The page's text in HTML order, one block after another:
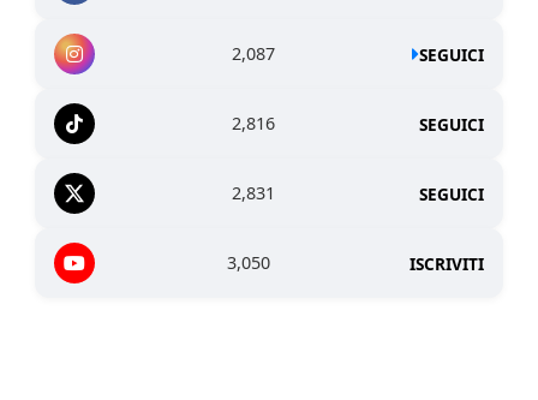
2,087 SEGUICI
2,816 SEGUICI
2,831 SEGUICI
3,050 ISCRIVITI